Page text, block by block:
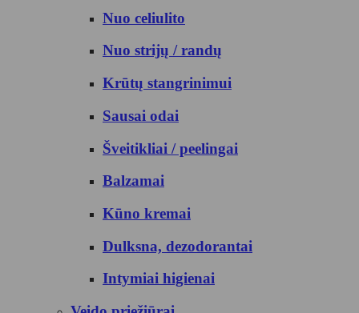
Nuo celiulito
Nuo strijų / randų
Krūtų stangrinimui
Sausai odai
Šveitikliai / peelingai
Balzamai
Kūno kremai
Dulksna, dezodorantai
Intymiai higienai